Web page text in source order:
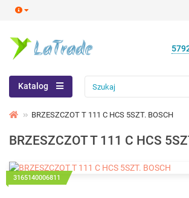
Katalog
BRZESZCZOT T 111 C HCS 5SZT. BOSCH
BRZESZCZOT T 111 C HCS
3165140006811